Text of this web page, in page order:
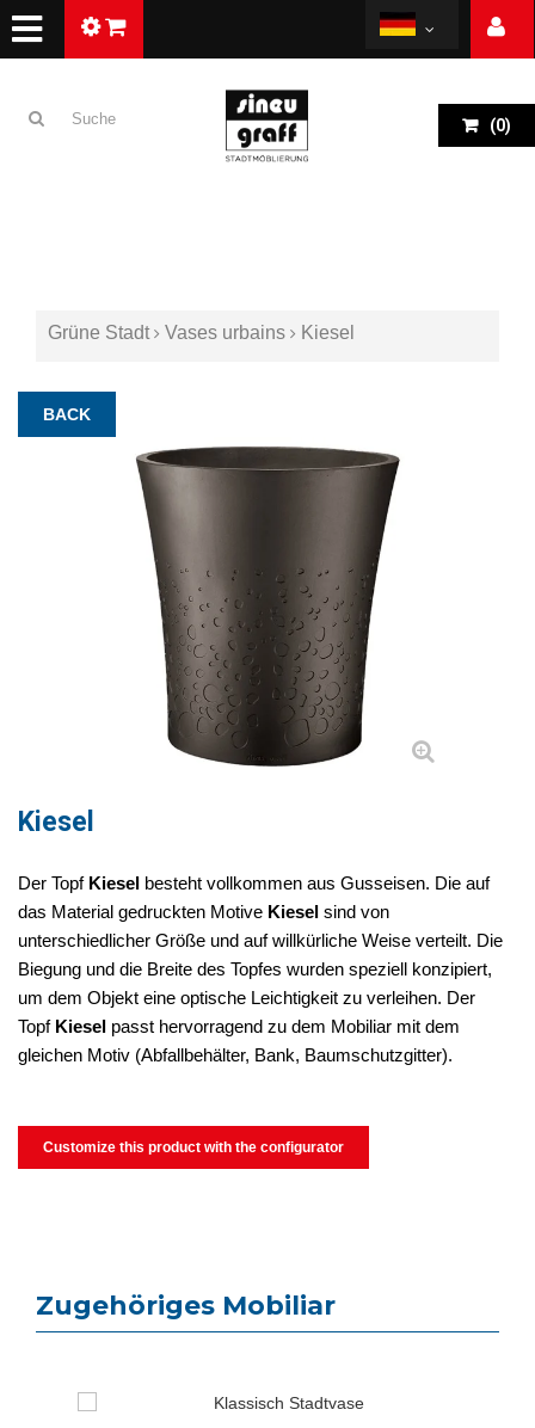
(0)
Grüne Stadt Vases urbains Kiesel
BACK
Kiesel
Der Topf Kiesel besteht vollkommen aus Gusseisen. Die auf
das Material gedruckten Motive Kiesel sind von
unterschiedlicher Größe und auf willkürliche Weise verteilt. Die
Biegung und die Breite des Topfes wurden speziell konzipiert,
um dem Objekt eine optische Leichtigkeit zu verleihen. Der
Topf Kiesel passt hervorragend zu dem Mobiliar mit dem
gleichen Motiv (Abfallbehälter, Bank, Baumschutzgitter).
Customize this product with the configurator
Zugehöriges Mobiliar